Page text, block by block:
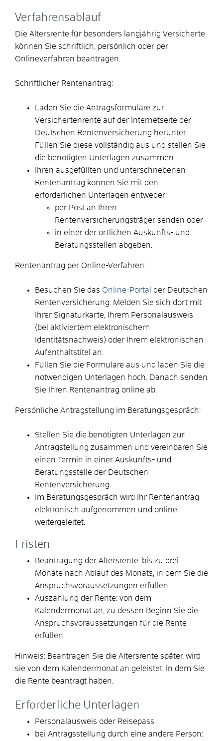
Verfahrensablauf
Die Altersrente für besonders langjährig Versicherte
können Sie schriftlich, persönlich oder per
Onlineverfahren beantragen.
Schriftlicher Rentenantrag:
Laden Sie die Antragsformulare zur
Versichertenrente auf der Internetseite der
Deutschen Rentenversicherung herunter.
Füllen Sie diese vollständig aus und stellen Sie
die benötigten Unterlagen zusammen.
Ihren ausgefüllten und unterschriebenen
Rentenantrag können Sie mit den
erforderlichen Unterlagen entweder:
per Post an Ihren
Rentenversicherungsträger senden oder
in einer der örtlichen Auskunfts- und
Beratungsstellen abgeben.
Rentenantrag per Online-Verfahren:
Besuchen Sie das Online-Portal
der Deutschen
Rentenversicherung. Melden Sie sich dort mit
Ihrer Signaturkarte, Ihrem Personalausweis
(bei aktiviertem elektronischem
Identitätsnachweis) oder Ihrem elektronischen
Aufenthaltstitel an.
Füllen Sie die Formulare aus und laden Sie die
notwendigen Unterlagen hoch. Danach senden
Sie Ihren Rentenantrag online ab.
Persönliche Antragstellung im Beratungsgespräch:
Stellen Sie die benötigten Unterlagen zur
Antragstellung zusammen und vereinbaren Sie
einen Termin in einer Auskunfts- und
Beratungsstelle der Deutschen
Rentenversicherung.
Im Beratungsgespräch wird Ihr Rentenantrag
elektronisch aufgenommen und online
weitergeleitet.
Fristen
Beantragung der Altersrente: bis zu drei
Monate nach Ablauf des Monats, in dem Sie die
Anspruchsvoraussetzungen erfüllen.
Auszahlung der Rente: von dem
Kalendermonat an, zu dessen Beginn Sie die
Anspruchsvoraussetzungen für die Rente
erfüllen.
Hinweis: Beantragen Sie die Altersrente später, wird
sie von dem Kalendermonat an geleistet, in dem Sie
die Rente beantragt haben.
Erforderliche Unterlagen
Personalausweis oder Reisepass
bei Antragsstellung durch eine andere Person: